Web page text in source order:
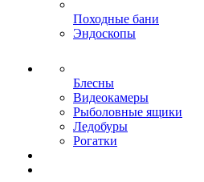
Походные бани
Эндоскопы
Блесны
Видеокамеры
Рыболовные ящики
Ледобуры
Рогатки